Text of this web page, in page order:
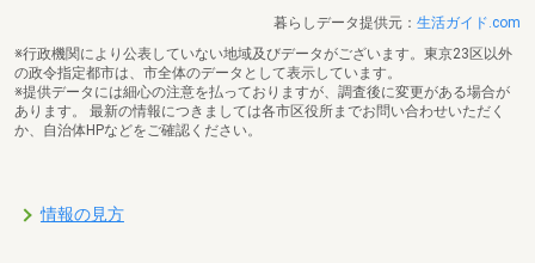
暮らしデータ提供元： 生活ガイド.com
※行政機関により公表していない地域及びデータがございます。東京23区以外
の政令指定都市は、市全体のデータとして表示しています。
※提供データには細心の注意を払っておりますが、調査後に変更がある場合が
あります。 最新の情報につきましては各市区役所までお問い合わせいただく
か、自治体HPなどをご確認ください。
情報の見方